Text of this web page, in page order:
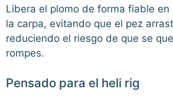
Libera el plomo de forma fiable en
la carpa, evitando que el pez
reduciendo el riesgo de que se
rompes.
Pensado para el heli rig